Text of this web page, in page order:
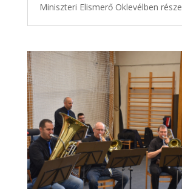
Miniszteri Elismerő Oklevélben